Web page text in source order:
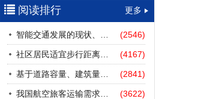
参考文献及常用法定计量单位样例
中英文摘要撰写规范及样例
阅读排行 更多
(2546)
社区居民适宜步行距离阈值研究 (4167)
基于道路容量、建筑量、汽车保有量的拥堵指数敏感性分析 (2841)
我国航空旅客运输需求预测——基于计量经济学与系统动力学组合模型 (3622)